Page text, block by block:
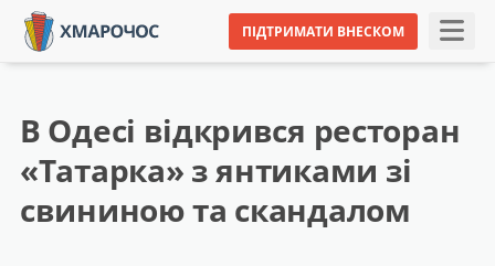
ПІДТРИМАТИ ВНЕСКОМ
В Одесі відкрився ресторан
«Татарка» з янтиками зі
свининою та скандалом